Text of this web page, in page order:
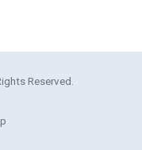
Reserved.